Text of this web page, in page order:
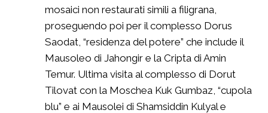
mosaici non restaurati simili a filigrana,
proseguendo poi per il complesso Dorus
Saodat, “residenza del potere” che include il
Mausoleo di Jahongir e la Cripta di Amin
Temur. Ultima visita al complesso di Dorut
Tilovat con la Moschea Kuk Gumbaz, “cupola
blu” e ai Mausolei di Shamsiddin Kulyal e